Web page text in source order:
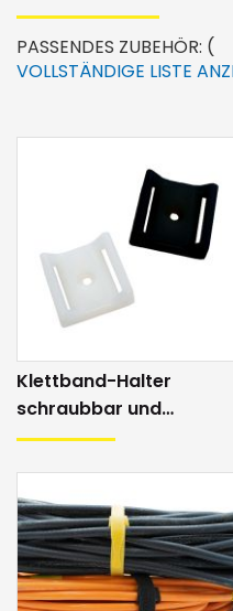
PASSENDES ZUBEHÖR: (
VOLLSTÄNDIGE LISTE
Klettband-Halter
schraubbar und
selbstklebend